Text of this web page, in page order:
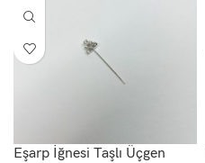
Eşarp İğnesi Taşlı Üçgen